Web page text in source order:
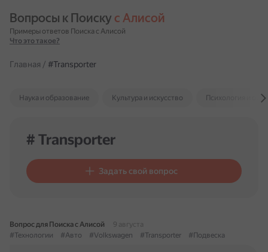
Вопросы к Поиску с Алисой
Примеры ответов Поиска с Алисой
Что это такое?
Главная / #Transporter
Наука и образование Культура и искусство Психология и
# Transporter
Задать свой вопрос
Вопрос для Поиска с Алисой
9 августа
#Технологии
#Авто #Volkswagen #Transporter #Подвеска